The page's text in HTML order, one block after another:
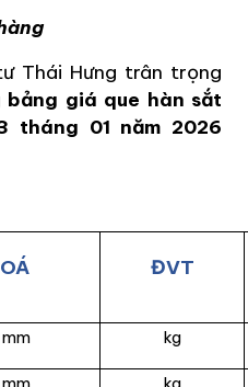
Thái Hưng trân trọng
bảng giá que hàn sắt
tháng 01 năm 2026
ĐVT
kg